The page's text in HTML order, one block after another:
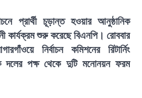
প্রার্থী চূড়ান্ত হওয়ার আনুষ্ঠানিক
কার্যক্রম শুরু করেছে বিএনপি। রোববার
নির্বাচন কমিশনের রিটার্নিং
দলের পক্ষ থেকে দুটি মনোনয়ন ফরম